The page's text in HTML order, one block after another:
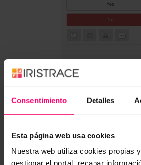
Consentimiento Detalles
Esta página web usa cookies
Nuestra web utiliza cookies propias
gestionar el portal, recabar